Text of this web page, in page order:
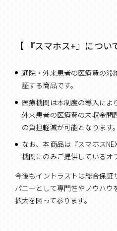
【 『スマホス+』につい
通院・外来患者の医療費の滞
証する商品です。
医療機関は本制度の導入によ
外来患者の医療費の未収金問
の負担軽減が可能となります。
なお、本商品は『スマホス
機関にのみご提供しているオ
今後もイントラストは総合保証
パニーとして専門性やノウハウ
拡大を図って参ります。